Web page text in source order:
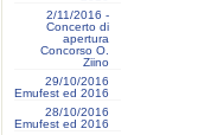
2/11/2016 -
Concerto di
apertura
Concorso O.
Ziino
29/10/2016
Emufest ed 2016
28/10/2016
Emufest ed 2016